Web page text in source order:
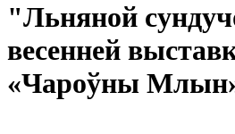
"Льняной
весенней
«Чароўны